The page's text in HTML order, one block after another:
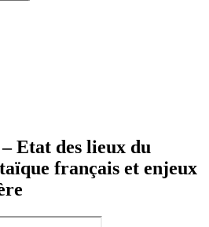
Etat des lieux du
français et enjeux